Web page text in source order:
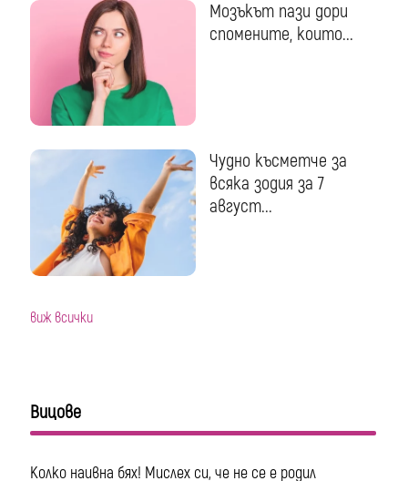
Мозъкът пази дори
спомените, които...
Чудно късметче за
всяка зодия за 7
август...
виж всички
Вицове
Колко наивна бях! Мислех си, че не се е родил